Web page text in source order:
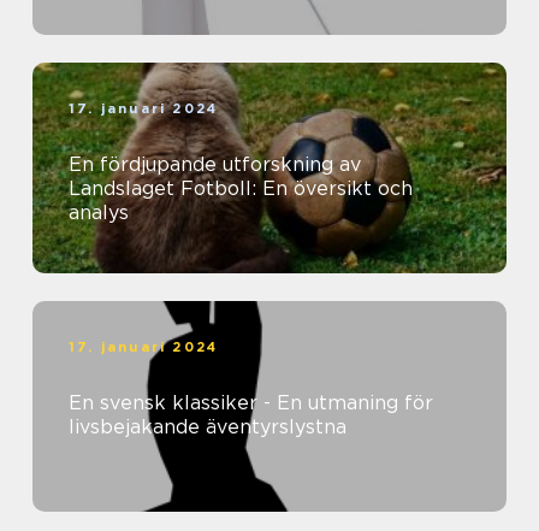
17. januari 2024
En fördjupande utforskning av
Landslaget Fotboll: En översikt och
analys
17. januari 2024
En svensk klassiker - En utmaning för
livsbejakande äventyrslystna